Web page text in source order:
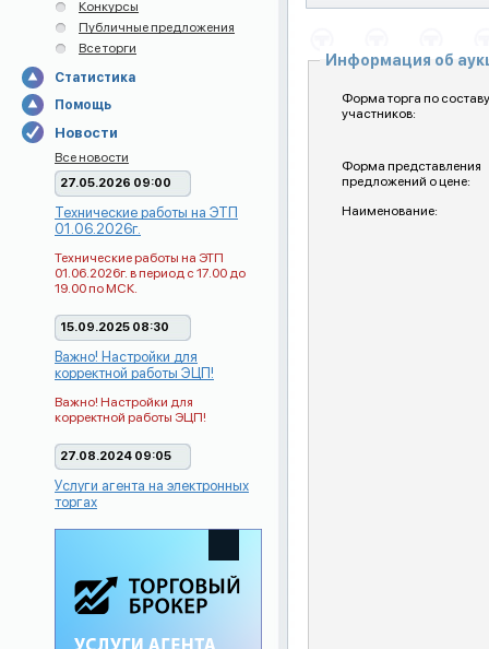
Конкурсы
Публичные предложения
Все торги
Статистика
Помощь
Новости
Все новости
27.05.2026 09:00
Технические работы на ЭТП
01.06.2026г.
Технические работы на ЭТП
01.06.2026г. в период с 17.00 до
19.00 по МСК.
15.09.2025 08:30
Важно! Настройки для
корректной работы ЭЦП!
Важно! Настройки для
корректной работы ЭЦП!
27.08.2024 09:05
Услуги агента на электронных
торгах
Информация об
Форма торга по составу
участников:
Форма представления
предложений о цене:
Наименование: